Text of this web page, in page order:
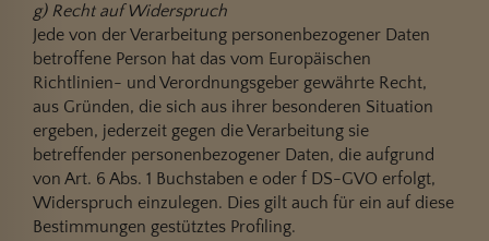
g) Recht auf Widerspruch
Jede von der Verarbeitung personenbezogener Daten
betroffene Person hat das vom Europäischen
Richtlinien- und Verordnungsgeber gewährte Recht,
aus Gründen, die sich aus ihrer besonderen Situation
ergeben, jederzeit gegen die Verarbeitung sie
betreffender personenbezogener Daten, die aufgrund
von Art. 6 Abs. 1 Buchstaben e oder f DS-GVO erfolgt,
Widerspruch einzulegen. Dies gilt auch für ein auf diese
Bestimmungen gestütztes Profiling.